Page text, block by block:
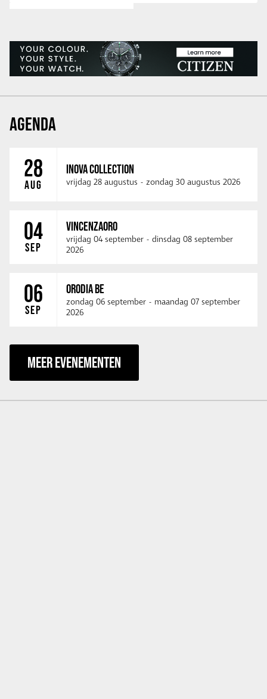
AGENDA
28
AUG
INOVA COLLECTION
vrijdag 28 augustus - zondag 30 augustus 2026
04
SEP
VINCENZAORO
vrijdag 04 september - dinsdag 08 september
2026
06
SEP
ORODIA BE
zondag 06 september - maandag 07 september
2026
MEER EVENEMENTEN